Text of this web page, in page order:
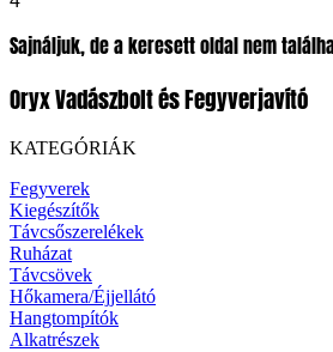
Sajnáljuk, de a keresett oldal nem
Oryx Vadászbolt és Fegyverjavító
KATEGÓRIÁK
Fegyverek
Kiegészítők
Távcsőszerelékek
Ruházat
Távcsövek
Hőkamera/Éjjellátó
Hangtompítók
Alkatrészek